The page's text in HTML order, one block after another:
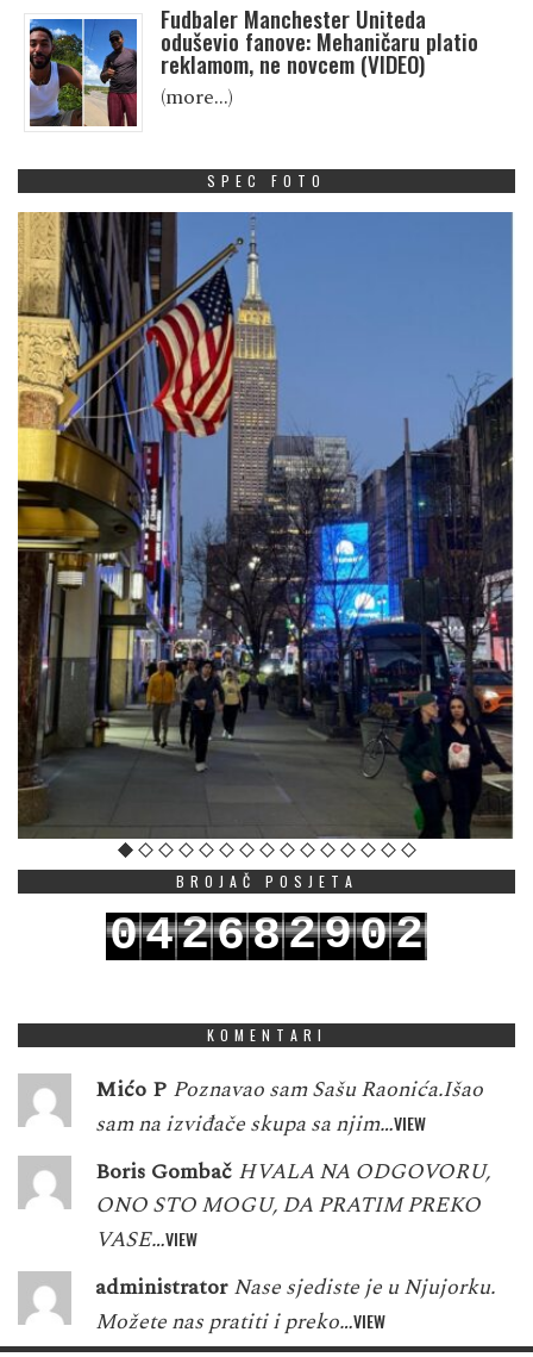
Fudbaler Manchester Uniteda
oduševio fanove: Mehaničaru platio
reklamom, ne novcem (VIDEO)
(more…)
SPEC FOTO
BROJAČ POSJETA
042682902
KOMENTARI
Mićo P Poznavao sam Sašu Raonića.Išao
sam na izviđače skupa sa njim…VIEW
Boris Gombač HVALA NA ODGOVORU,
ONO STO MOGU, DA PRATIM PREKO
VASE…VIEW
administrator Nase sjediste je u Njujorku.
Možete nas pratiti i preko…VIEW